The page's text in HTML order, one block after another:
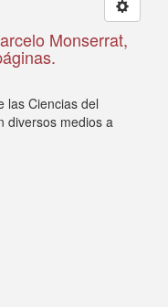
Monserrat,
las Ciencias del
diversos medios a